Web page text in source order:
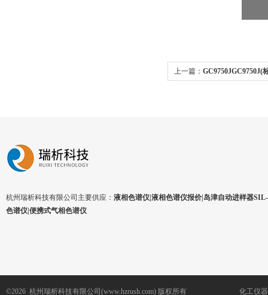
上一篇： GC9750JGC9750J(
杭州瑞析科技有限公司主要供应： 液相色谱仪|液相色谱仪报价|岛津自动进样器
色谱仪|便携式气相色谱仪
©2026 杭州瑞析科技有限公司(www.hzrush.com) 版权所有 化工仪